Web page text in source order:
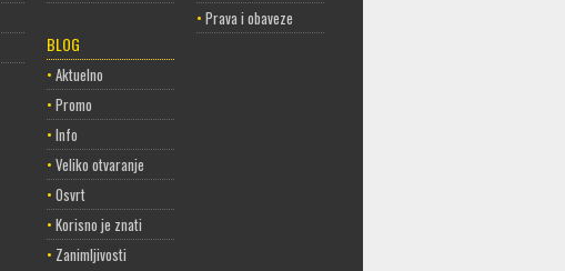
BLOG
• Aktuelno
• Promo
• Info
• Veliko otvaranje
• Osvrt
• Korisno je znati
• Zanimljivosti
• Prava i obaveze